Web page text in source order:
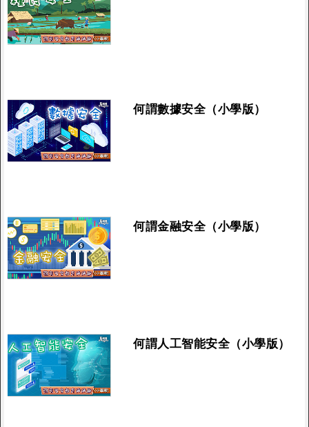
何謂數據安全（小學版）
何謂金融安全（小學版）
何謂人工智能安全（小學版）